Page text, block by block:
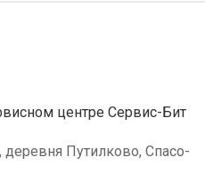
центре Сервис-Бит
деревня Путилково, Спасо-